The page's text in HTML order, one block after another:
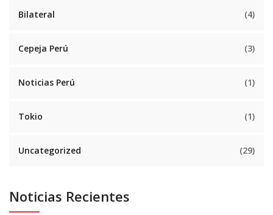
Bilateral (4)
Cepeja Perú (3)
Noticias Perú (1)
Tokio (1)
Uncategorized (29)
Noticias Recientes